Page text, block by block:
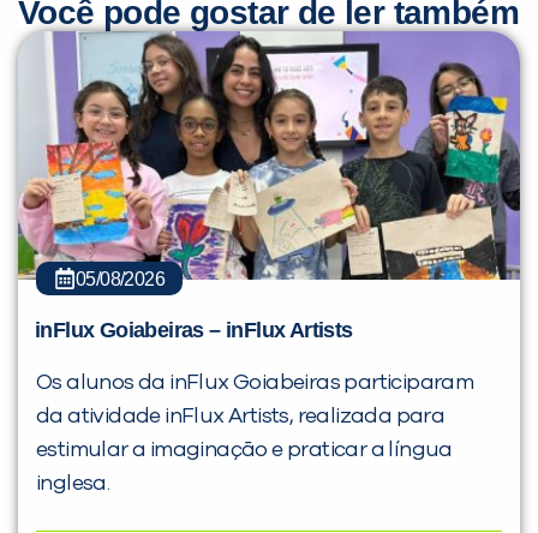
Você pode gostar de ler também
05/08/2026
inFlux Goiabeiras – inFlux Artists
Os alunos da inFlux Goiabeiras participaram
da atividade inFlux Artists, realizada para
estimular a imaginação e praticar a língua
inglesa.